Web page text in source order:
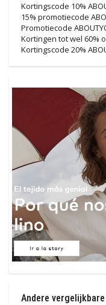
Kortingscode 10%
15% promotiecode
Promotiecode
Kortingen tot wel 60%
Kortingscode 20%
Andere